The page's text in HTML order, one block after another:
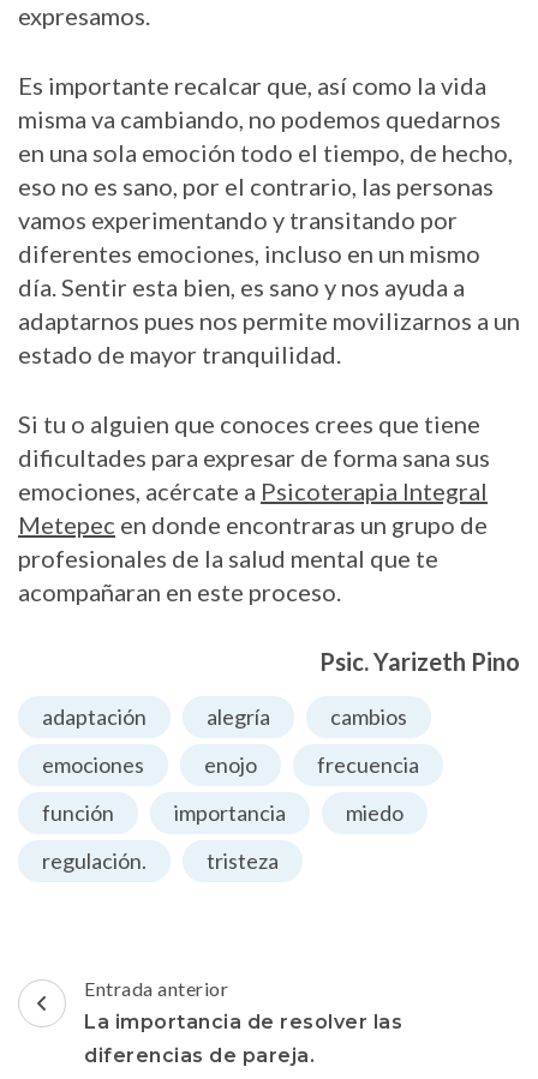
expresamos.
Es importante recalcar que, así como la vida
misma va cambiando, no podemos quedarnos
en una sola emoción todo el tiempo, de hecho,
eso no es sano, por el contrario, las personas
vamos experimentando y transitando por
diferentes emociones, incluso en un mismo
día. Sentir esta bien, es sano y nos ayuda a
adaptarnos pues nos permite movilizarnos a un
estado de mayor tranquilidad.
Si tu o alguien que conoces crees que tiene
dificultades para expresar de forma sana sus
emociones, acércate a Psicoterapia Integral
Metepec en donde encontraras un grupo de
profesionales de la salud mental que te
acompañaran en este proceso.
Psic. Yarizeth Pino
adaptación alegría
cambios
emociones
enojo
frecuencia
función
importancia
miedo
regulación.
tristeza
Navegación
de
entradas
Entrada anterior
La importancia de resolver las
diferencias de pareja.